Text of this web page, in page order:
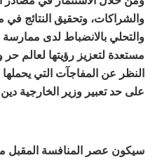
والشراكات، وتحقيق النتائج في
والتحلي بالانضباط لدى ممارسة
مستعدة لتعزيز رؤيتها لعالم
النظر عن المفاجآت التي
على حد تعبير وزير الخارجية
سيكون عصر المنافسة المقبل